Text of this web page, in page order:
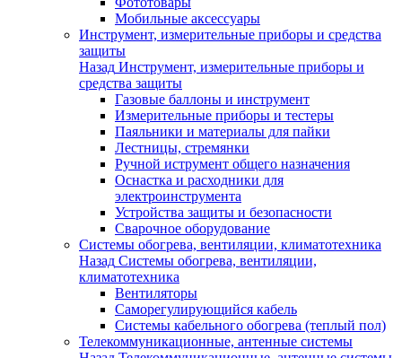
Мобильные аксессуары
Инструмент, измерительные приборы и средства
защиты
Назад Инструмент, измерительные приборы и
средства защиты
Газовые баллоны и инструмент
Измерительные приборы и тестеры
Паяльники и материалы для пайки
Лестницы, стремянки
Ручной иструмент общего назначения
Оснастка и расходники для
электроинструмента
Устройства защиты и безопасности
Сварочное оборудование
Системы обогрева, вентиляции, климатотехника
Назад Системы обогрева, вентиляции,
климатотехника
Вентиляторы
Саморегулирующийся кабель
Системы кабельного обогрева (теплый пол)
Телекоммуникационные, антенные системы